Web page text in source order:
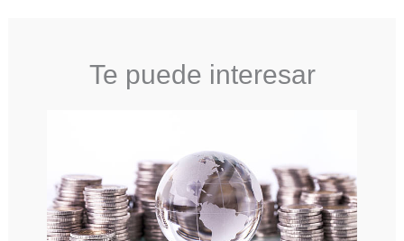
Te puede interesar